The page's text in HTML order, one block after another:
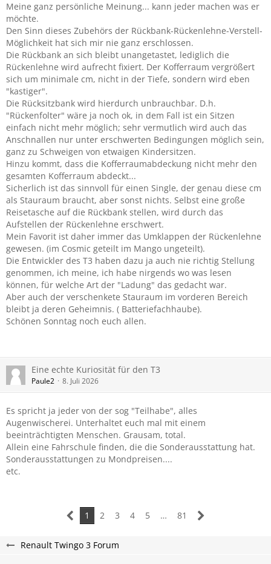
Meine ganz persönliche Meinung... kann jeder machen was er
möchte.
Den Sinn dieses Zubehörs der Rückbank-Rückenlehne-Verstell-
Möglichkeit hat sich mir nie ganz erschlossen.
Die Rückbank an sich bleibt unangetastet, lediglich die
Rückenlehne wird aufrecht fixiert. Der Kofferraum vergrößert
sich um minimale cm, nicht in der Tiefe, sondern wird eben
"kastiger".
Die Rücksitzbank wird hierdurch unbrauchbar. D.h.
"Rückenfolter" wäre ja noch ok, in dem Fall ist ein Sitzen
einfach nicht mehr möglich; sehr vermutlich wird auch das
Anschnallen nur unter erschwerten Bedingungen möglich sein,
ganz zu Schweigen von etwaigen Kindersitzen.
Hinzu kommt, dass die Kofferraumabdeckung nicht mehr den
gesamten Kofferraum abdeckt...
Sicherlich ist das sinnvoll für einen Single, der genau diese cm
als Stauraum braucht, aber sonst nichts. Selbst eine große
Reisetasche auf die Rückbank stellen, wird durch das
Aufstellen der Rückenlehne erschwert.
Mein Favorit ist daher immer das Umklappen der Rückenlehne
gewesen. (im Cosmic geteilt im Mango ungeteilt).
Die Entwickler des T3 haben dazu ja auch nie richtig Stellung
genommen, ich meine, ich habe nirgends wo was lesen
können, für welche Art der "Ladung" das gedacht war.
Aber auch der verschenkete Stauraum im vorderen Bereich
bleibt ja deren Geheimnis. ( Batteriefachhaube).
Schönen Sonntag noch euch allen.
Eine echte Kuriosität für den T3
Paule2 8. Juli 2026
Es spricht ja jeder von der sog "Teilhabe", alles
Augenwischerei. Unterhaltet euch mal mit einem
beeinträchtigten Menschen. Grausam, total.
Allein eine Fahrschule finden, die die Sonderausstattung hat.
Sonderausstattungen zu Mondpreisen....
etc.
1 2 3 4 5 … 81
Renault Twingo 3 Forum